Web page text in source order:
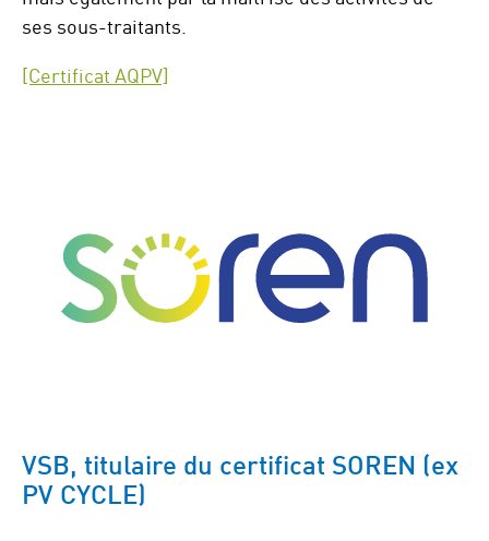
ses sous-traitants.
[Certificat AQPV]
VSB, titulaire du certificat SOREN (ex
PV CYCLE)